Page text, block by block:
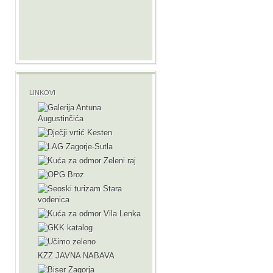
LINKOVI
KZZ JAVNA NABAVA